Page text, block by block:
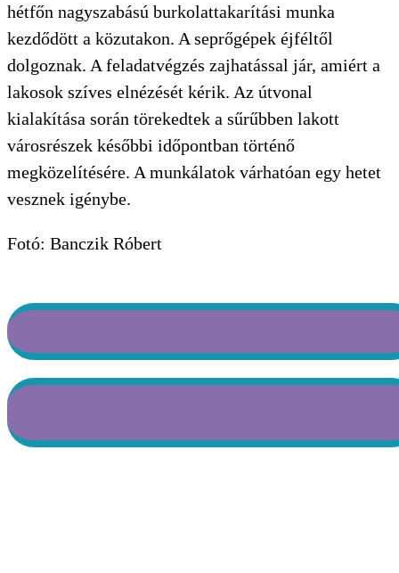
hétfőn nagyszabású burkolattakarítási munka
kezdődött a közutakon. A seprőgépek éjféltől
dolgoznak. A feladatvégzés zajhatással jár, amiért a
lakosok szíves elnézését kérik. Az útvonal
kialakítása során törekedtek a sűrűbben lakott
városrészek későbbi időpontban történő
megközelítésére. A munkálatok várhatóan egy hetet
vesznek igénybe.
Fotó: Banczik Róbert